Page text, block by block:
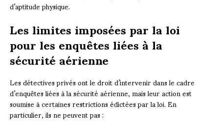
d’aptitude physique.
Les limites imposées par la loi
pour les enquêtes liées à la
sécurité aérienne
Les détectives privés ont le droit d’intervenir dans le cadre
d’enquêtes liées à la sécurité aérienne, mais leur action est
soumise à certaines restrictions édictées par la loi. En
particulier, ils ne peuvent pas :